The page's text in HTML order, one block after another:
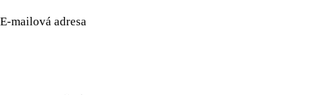
E-mailová adresa